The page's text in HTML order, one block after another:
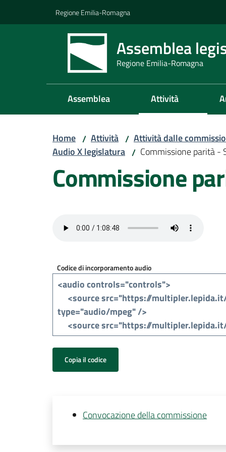
Regione Emilia-Romagna
Assemblea
Regione Emilia-Romagna
Assemblea Attività
Home / Attività / Attività dalle
Audio X legislatura / Commissione parità
Commissione
Codice di incorporamento audio
Copia il codice
Convocazione della commissione